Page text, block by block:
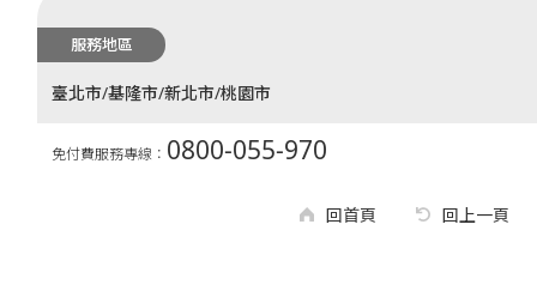
服務地區
臺北市/基隆市/新北市/桃園市
免付費服務專線： 0800-055-970
回首頁 回上一頁